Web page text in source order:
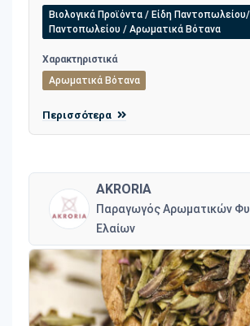
Βιολογικά Προϊόντα / Είδη
Παντοπωλείου / Αρωματικά Βότανα
Χαρακτηριστικά
Αρωματικά Βότανα
Περισσότερα
AKRORIA
Παραγωγός Αρωματικών
Ελαίων